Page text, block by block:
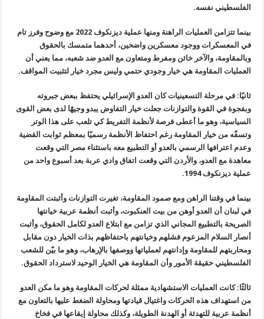
الفلسطيني نفسه.
بينما تتزامن العمليات الراهنة ومنها عملية ديزنكوف 2022 مع وضوح وفرز تام
في المعسكرات ووجود معسكرين واضحين، أحدهما متمسك بالحقوق
وبالمقاومة، والآخر خائن ومفرط ومتعاون مع العدو ضد شعبه، مما يعني أن
العمليات المقاومة هي خيار وجودي حتمي وليس مجرد خيار لتثبيت المواقف.
ثانيًا: في مرحلة التسعينيات كان العدو الإسرائيلي يحتفظ ببعض جبروته
وبفجوة في القوة والتوازنات جعلت خيار التفاوض يبدو وجيهًا لدى بعض القوى
السياسية، وهو ما أعطى فرصة لأنظمة التفريط كي تلعب على هذا الوتر
وتسفّه من خيار المقاومة رغم احتفاظ الأنظمة رسميًا بمعظم ثوابت القضية
وعدم اعترافها الرسمي بالعدو أو التطبيع معه باستثناء مصر التي وقعت
معاهدة مع العدو، والأردن التي وقعت اتفاق وادي عربة بعد أسبوع واحد من
عملية ديزنكوف 1994.
بينما في وقتنا الراهن ومع صمود المقاومة، تغيرت التوازنات وأثبتت المقاومة
في لبنان أن العدو أوهن من بيت العنكبوت، وأثبت أنظمة عربية خيانتها
الصريحة بالتطبيع المجاني الذي تزامن مع ابتلاع العدو لكامل الحقوق، وأثبت
أنصار السلام المزعوم فشلهم وخيانتهم باحتفاظهم بذات الخيار دون مقابل
ومحاربتهم للمقاومة وإدانتهم لعملياتها ووصفها بالإرهاب، وهو ما بيّن للشعب
الفلسطيني حقيقة الأمور وأن المقاومة هي الخيار الوحيد لاسترداد الحقوق.
ثالثًا: كانت العمليات الاستشهادية ممثلة لحركات المقاومة وهو ما مكن العدو
من استهداف هذه الحركات واغتيال قيادتها ومحاولة الضغط عليها بالتعاون مع
أنظمة عربية للتهدئة أو الهدنة الطويلة، وكذلك محاولة إيقاعها في فخاخ